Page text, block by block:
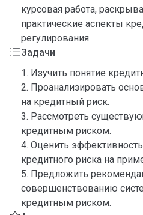
курсовая работа,
практические аспекты
регулирования
Задачи
1. Изучить понятие
2. Проанализировать
на кредитный риск.
3. Рассмотреть
кредитным риском.
4. Оценить
кредитного риска на
5. Предложить
совершенствованию
кредитным риском.